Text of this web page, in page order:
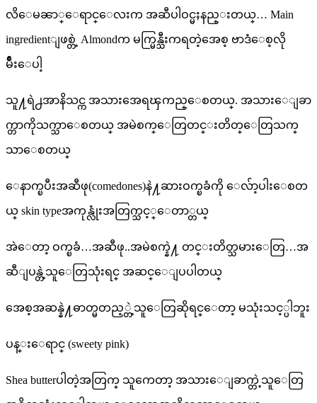
လိေမၼာ္ေရာင္ေလးက အဆီပါဝင္မႈနည္းတယ္… Main
ingredientျဖစ္တဲ့ Almondက မက္မြန္သီးကရတဲ့အေစ့ ဗာဒံေစ့လို
မ်ိဳးေပါ့
သူ႔ရဲ႕အာနိသင္က အသားအေရၾကည္ေစတယ္. အသားေျခာ
က္တာကိုသက္သာေစတယ္ အမဲစက္ေတြတင္းတိတ္ေတြသက္
သာေစတယ္
ေနာက္ၿပီးအဆီဖု(comedones)နဲ႔ဆားဝက္ၿခံကို ေလ်ာ့ပါးေစတ
ယ္ skin typeအကုန္လုံးအတြက္သင့္ေတာ္တယ္
အဲေတာ့ ဝက္ၿခံ…အဆီဖု..အမဲစက္နဲ႔ တင္းတိတ္သမားေတြ…အ
ဆီျပန္တဲ့သူေတြသုံးရင္ အဆင္ေျပပါတယ္
အေစ့အဆန္နဲ႔ဓာတ္မတည့္တဲ့သူေတြဆိုရင္ေတာ့ မသုံးသင့္ပါဘူး
ပန္းေရာင္ (sweety pink)
Shea butterပါတဲ့အတြက္ သူကေတာ့ အသားေျခာက္တဲ့သူေတြ